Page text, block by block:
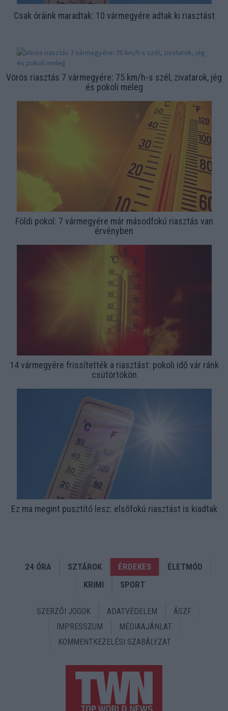
Csak óráink maradtak: 10 vármegyére adtak ki riasztást
Vörös riasztás 7 vármegyére: 75 km/h-s szél, zivatarok, jég
és pokoli meleg
Földi pokol: 7 vármegyére már másodfokú riasztás van
érvényben
14 vármegyére frissítették a riasztást: pokoli idő vár ránk
csütörtökön
Ez ma megint pusztító lesz: elsőfokú riasztást is kiadtak
24 ÓRA SZTÁROK ÉRDEKES
ÉLETMÓD
KRIMI
SPORT
SZERZŐI JOGOK ADATVÉDELEM
ÁSZF
IMPRESSZUM
MÉDIAAJÁNLAT
KOMMENTKEZELÉSI SZABÁLYZAT